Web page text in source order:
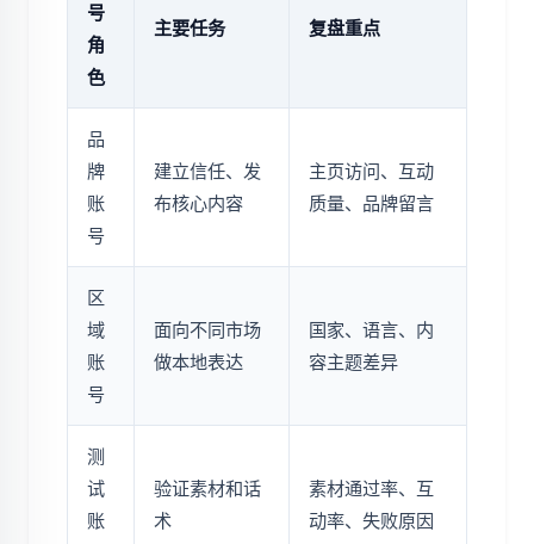
号
角
色
主要任务 复盘重点
品
牌
账
号
建立信任、发
布核心内容
主页访问、互动
质量、品牌留言
区
域
账
号
面向不同市场
做本地表达
国家、语言、内
容主题差异
测
试
账
验证素材和话
术
素材通过率、互
动率、失败原因